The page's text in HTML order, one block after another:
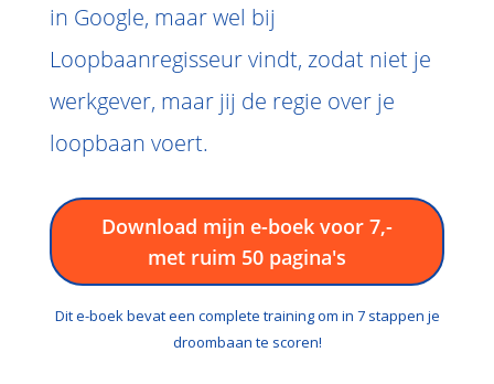
in Google, maar wel bij
Loopbaanregisseur vindt, zodat niet je
werkgever, maar jij de regie over je
loopbaan voert.
Download mijn e-boek voor 7,-
met ruim 50 pagina's
Dit e-boek bevat een complete training om in 7 stappen je
droombaan te scoren!